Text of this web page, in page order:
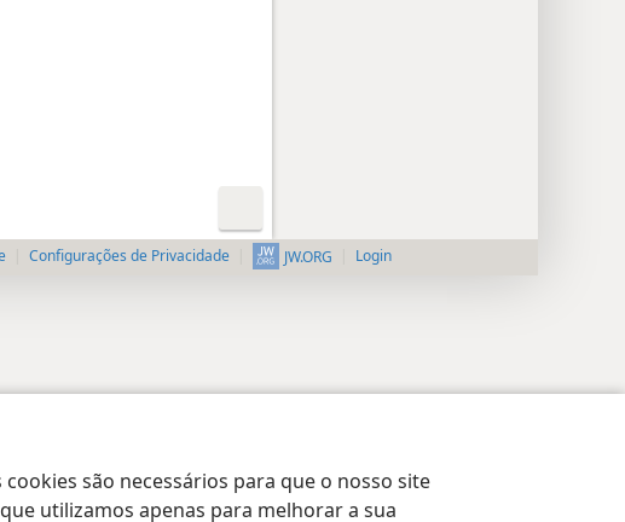
são necessários para que o nosso site
utilizamos apenas para melhorar a sua
Configurações de Privacidade JW.ORG Login